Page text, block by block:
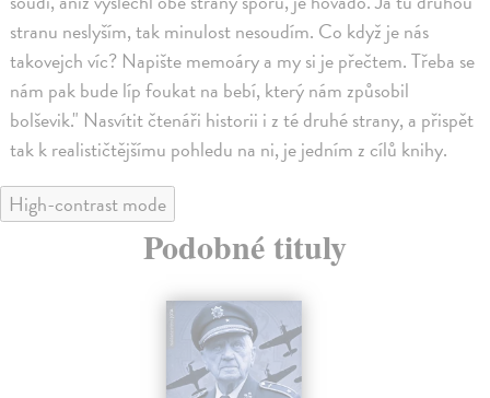
stranu neslyším, tak minulost nesoudím. Co když je nás
takovejch víc? Napište memoáry a my si je přečtem. Třeba se
nám pak bude líp foukat na bebí, který nám způsobil
bolševik." Nasvítit čtenáři historii i z té druhé strany, a přispět
tak k realističtějšímu pohledu na ni, je jedním z cílů knihy.
High-contrast mode
Podobné tituly